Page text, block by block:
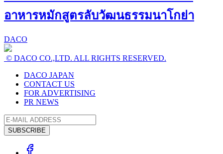
อาหารหมักสูตรลับวัฒนธรรมนาโกย่า
DACO
© DACO CO.,LTD. ALL RIGHTS RESERVED.
DACO JAPAN
CONTACT US
FOR ADVERTISING
PR NEWS